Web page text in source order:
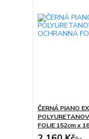
ČERNÁ PIANO
FOLIE 152cm x